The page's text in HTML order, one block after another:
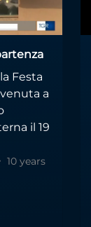
Festa
a
il 19
10 years